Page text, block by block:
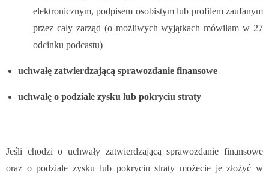
elektronicznym, podpisem osobistym lub profilem zaufanym
przez cały zarząd (o możliwych wyjątkach mówiłam w 27
odcinku podcastu)
uchwałę zatwierdzającą sprawozdanie finansowe
uchwałę o podziale zysku lub pokryciu straty
Jeśli chodzi o uchwały zatwierdzającą sprawozdanie finansowe
oraz o podziale zysku lub pokryciu straty możecie je złożyć w